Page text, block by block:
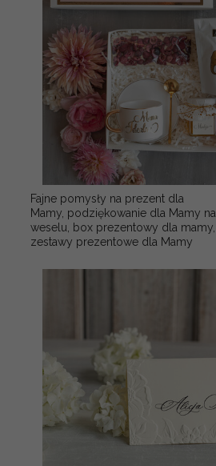
Fajne pomysły na prezent dla
Mamy, podziękowanie dla Mamy na
weselu, box prezentowy dla mamy,
zestawy prezentowe dla Mamy